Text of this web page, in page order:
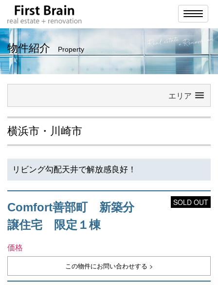
ナ
ビ
ゲ
シ
ョ
ン
物件紹介 Property
エリア
横浜市・川崎市
リビング勾配天井で解放感良好！
Comfort善部町 新築分
譲住宅 限定１棟
SOLD OUT
価格
この物件にお問い合わせする >